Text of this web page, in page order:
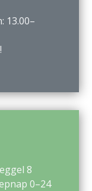
13.00–
8
0–24